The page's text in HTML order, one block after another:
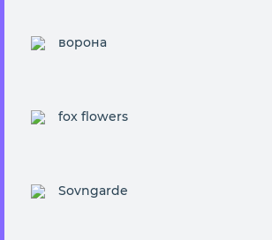
вopона
fox flowers
Sovngarde